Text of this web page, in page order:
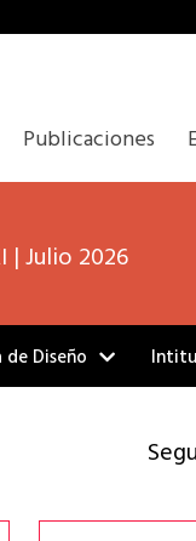
Publicaciones
| Julio 2026
de Diseño